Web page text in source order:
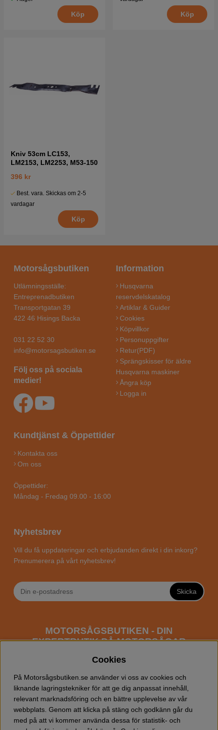
Köp Köp
Kniv 53cm LC153,
LM2153, LM2253, M53-150
396 kr
Best. vara. Skickas om 2-5
vardagar
Köp
Motorsågsbutiken
Utlämningsställe:
Entreprenadbutiken
Transportgatan 39
422 46 Hisings Backa
031 22 52 30
info@motorsagsbutiken.se
Följ oss på sociala
medier!
Information
Husqvarna
reservdelskatalog
Artiklar & Guider
Cookies
Köpvillkor
Personuppgifter
Retur(PDF)
Sprängskisser för äldre
Husqvarna maskiner
Ångra köp
Logga in
Kundtjänst & Öppettider
Kontakta oss
Om oss
Öppettider:
Måndag - Fredag 09.00 - 16:00
Nyhetsbrev
Vill du få uppdateringar och erbjudanden direkt i din inkorg?
Prenumerera på vårt nyhetsbrev!
Skicka
MOTORSÅGSBUTIKEN - DIN
EXPERTBUTIK PÅ MOTORSÅGAR
fokus mot entusiaster och professionella användare av
motorsågar. Vi erbjuder ett brett sortiment av
Husqvarna motorsågarsamt alla tänkbaratillbehör
du kan behöva vid trädfällning, gallring och allmän
skogsskötsel. Välkommen att handla din Husqvarna
Cookies
På Motorsågsbutiken.se använder vi oss av cookies och
liknande lagringstekniker för att ge dig anpassat innehåll,
relevant marknadsföring och en bättre upplevelse av vår
webbplats. Genom att klicka på stäng och godkänn går du
med på att vi kommer använda dessa för statistik- och